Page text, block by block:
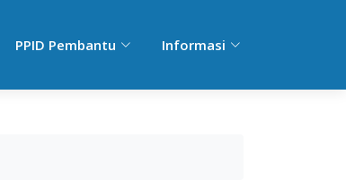
PPID Pembantu Informasi